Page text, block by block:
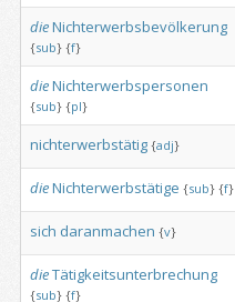
dieNichterwerbsbevölkerung
{sub} {f}
dieNichterwerbspersonen
{sub} {pl}
nichterwerbstätig {adj}
dieNichterwerbstätige {sub} {f}
sich daranmachen {v}
dieTätigkeitsunterbrechung
{sub} {f}